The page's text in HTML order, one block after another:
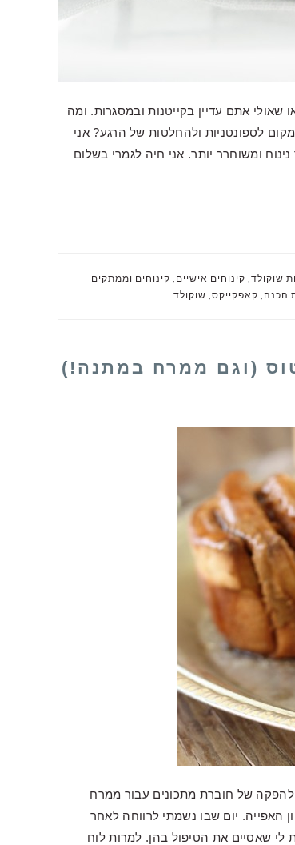
אתם עדיין בקייטנות ובמסגרות. ומה
לספונטניות ולהחלטות של הרגע? אני
ומשוחרר יותר. אני חיה לגמרי בשלום
שוקולד, קינוחים אישיים , קינוחים וממתקים
הכנה, קאפקייקס, שוקולד
(וגם ממרח במתנה!)
של חוברת מתכונים עבור ממרח
האפייה. יום שבו נשמתי לרווחה לאחר
שאסיים את הטיפול בהן. למרות לוח